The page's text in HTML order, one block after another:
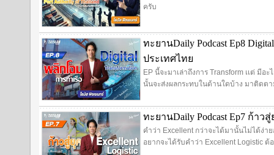
ครับ
ทะยานDaily Podcast Ep8
ประเทศไทย
EP นี้จะมาเล่าถึงการ Transform เเต่ มีอะ
นั้นจะส่งผลกระทบในด้านใดบ้าง มาติดต
ทะยานDaily Podcast Ep7 ก้าวสู่
คำว่า Excellent กว่าจะได้มานั้นไม่ได้ง่า
อยากจะได้รับคำว่า Excellent Logistic